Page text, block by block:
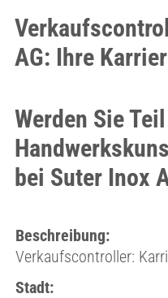
AG: Ihre
Werden Sie
bei Suter Inox
Beschreibung:
Verkaufscontroller:
Stadt: